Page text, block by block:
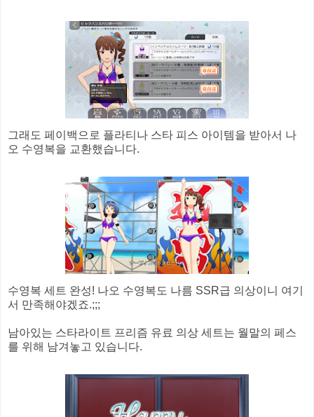
그래도 페이백으로 플라티나 스타 피스 아이템을 받아서 나
오 수영복을 교환했습니다.
수영복 세트 완성! 나오 수영복도 나름 SSR급 의상이니 여기
서 만족해야겠죠.;;;
남아있는 스타라이트 프리즘 유료 의상 세트는 월말의 페스
를 위해 남겨놓고 있습니다.